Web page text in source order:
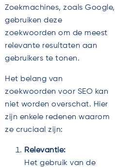
Zoekmachines, zoals Google,
gebruiken deze
zoekwoorden om de meest
relevante resultaten aan
gebruikers te tonen.
Het belang van
zoekwoorden voor SEO kan
niet worden overschat. Hier
zijn enkele redenen waarom
ze cruciaal zijn:
Relevantie:
Het gebruik van de